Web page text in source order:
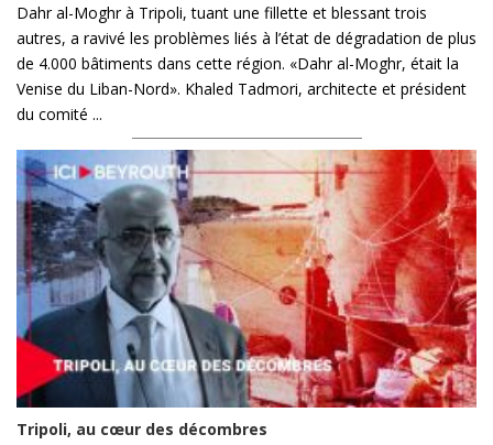
Dahr al-Moghr à Tripoli, tuant une fillette et blessant trois
autres, a ravivé les problèmes liés à l’état de dégradation de plus
de 4.000 bâtiments dans cette région. «Dahr al-Moghr, était la
Venise du Liban-Nord». Khaled Tadmori, architecte et président
du comité ...
Tripoli, au cœur des décombres